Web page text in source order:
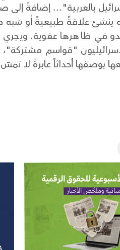
بالعربية"... إضافةً
ينشئ علاقةً طبيعيةً أو شبه
في ظاهرها عفوية.
"قواسم مشتركة"،
بوصفها أحداثاً عابرةً لا